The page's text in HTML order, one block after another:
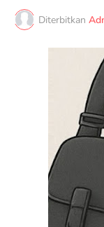
Diterbitkan